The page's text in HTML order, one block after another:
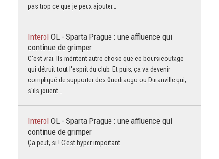
pas trop ce que je peux ajouter…
Interol OL - Sparta Prague : une affluence qui
continue de grimper
C'est vrai. Ils méritent autre chose que ce boursicoutage
qui détruit tout l'esprit du club. Et puis, ça va devenir
compliqué de supporter des Ouedraogo ou Duranville qui,
s'ils jouent…
Interol OL - Sparta Prague : une affluence qui
continue de grimper
Ça peut, si ! C'est hyper important.